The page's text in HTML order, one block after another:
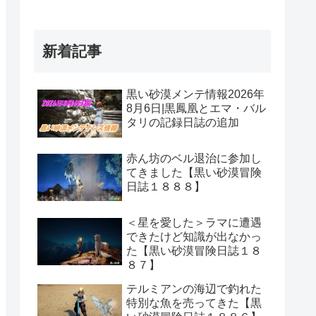
新着記事
黒い砂漠メンテ情報2026年
8月6日|黒鳳凰とエマ・バル
タリの記録日誌の追加
赤ん坊のベル退治に参加し
てきました【黒い砂漠冒険
日誌１８８８】
＜星を愛した＞ラマに遭遇
できたけど知識が出なかっ
た【黒い砂漠冒険日誌１８
８７】
テルミアンの海辺で釣れた
特別な魚を売ってきた【黒